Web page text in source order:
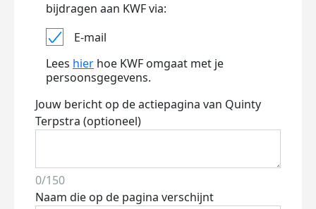
bijdragen aan KWF via:
E-mail
Lees hier hoe KWF omgaat met je
persoonsgegevens.
Jouw bericht op de actiepagina van Quinty
Terpstra (optioneel)
0/150
Naam die op de pagina verschijnt